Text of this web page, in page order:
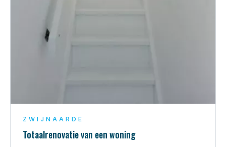
ZWIJNAARDE
Totaalrenovatie van een woning